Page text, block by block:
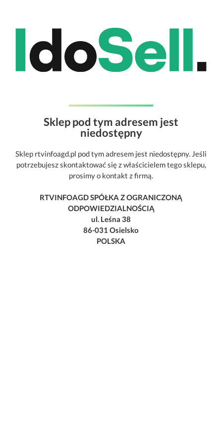
Sklep pod tym adresem jest
niedostępny
Sklep rtvinfoagd.pl pod tym adresem jest niedostępny. Jeśli
potrzebujesz skontaktować się z właścicielem tego sklepu,
prosimy o kontakt z firmą.
RTVINFOAGD SPÓŁKA Z OGRANICZONĄ
ODPOWIEDZIALNOŚCIĄ
ul. Leśna 38
86-031 Osielsko
POLSKA